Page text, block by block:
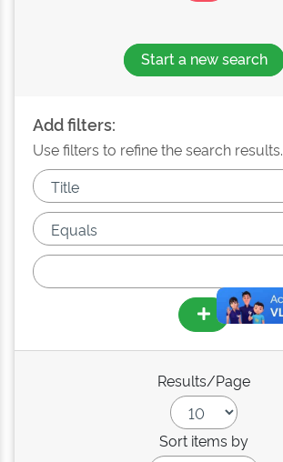
Start a new search
Add filters:
Use filters to refine the search results.
Results/Page
Sort items by